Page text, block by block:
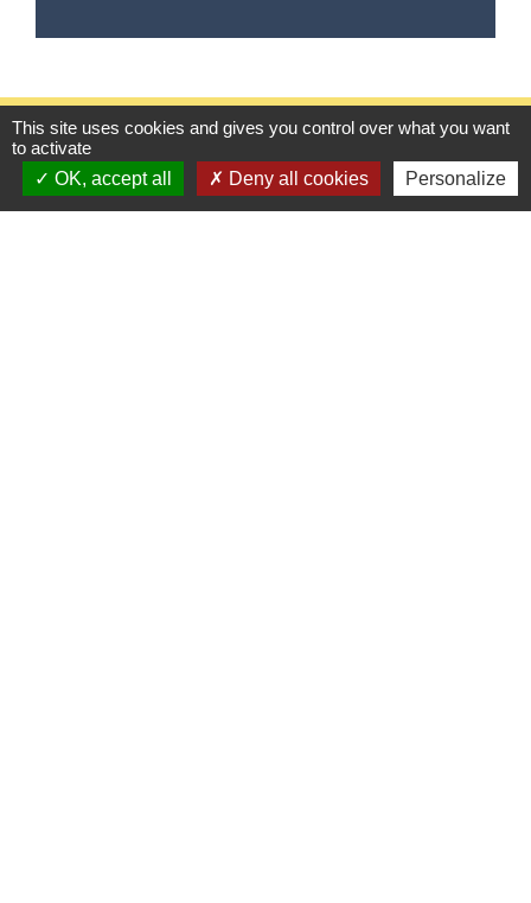
Contacts
Mairie de Gasny
42 rue de Paris
This site uses cookies and gives you control over what you want
to activate
OK, accept all
Deny all cookies Personalize